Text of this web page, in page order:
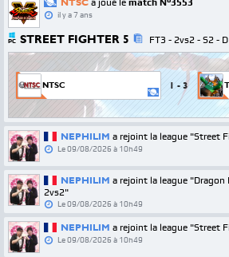
NTSC a joué le match N°3553
il y a 7 ans
PC STREET FIGHTER 5 FT3 - 2vs2 - S2 -
NTSC 1 - 3
NEPHILIM a rejoint la league "Street
Le09/08/2026 à 10h49
NEPHILIM a rejoint la league "Dragon
2vs2"
Le09/08/2026 à 10h49
NEPHILIM a rejoint la league "Street
Le09/08/2026 à 10h49